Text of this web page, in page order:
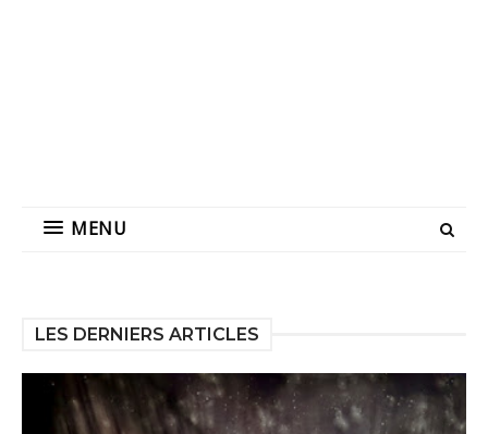
MENU
LES DERNIERS ARTICLES